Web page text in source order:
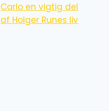
Carlo en vigtig del
af Holger Runes liv